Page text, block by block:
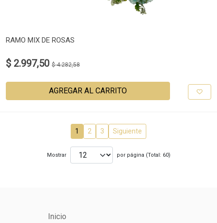
RAMO MIX DE ROSAS
$ 2.997,50 $ 4.282,58
AGREGAR AL CARRITO
1 2 3 Siguiente
Mostrar por página (Total: 60)
Inicio